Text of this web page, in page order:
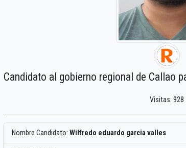
Candidato al gobierno regional de Callao
Visitas: 928
Nombre Candidato: Wilfredo eduardo garcia valles